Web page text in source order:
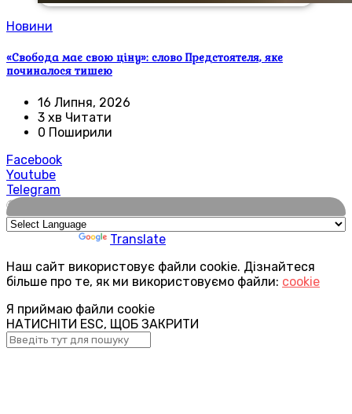
Новини
«Свобода має свою ціну»: слово Предстоятеля, яке
починалося тишею
16 Липня, 2026
3 хв Читати
0 Поширили
Facebook
Youtube
Telegram
🌍
Translate
Наш сайт використовує файли cookie. Дізнайтеся
більше про те, як ми використовуємо файли: cookie
Я приймаю файли cookie
НАТИСНІТИ ESC, ЩОБ ЗАКРИТИ